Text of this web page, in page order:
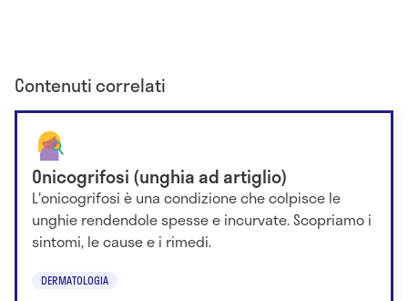
Contenuti correlati
Onicogrifosi (unghia ad artiglio)
L'onicogrifosi è una condizione che colpisce le
unghie rendendole spesse e incurvate. Scopriamo i
sintomi, le cause e i rimedi.
DERMATOLOGIA